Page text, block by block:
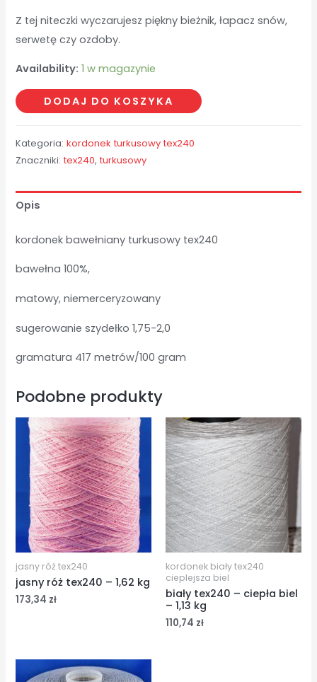
Z tej niteczki wyczarujesz piękny bieżnik, łapacz snów,
serwetę czy ozdoby.
Availability: 1 w magazynie
ilość
turkusowy
-
kg
DODAJ DO KOSZYKA
Kategoria:kordonek turkusowy tex240
Znaczniki:tex240,turkusowy
Opis
kordonek bawełniany turkusowy tex240
bawełna 100%,
matowy, niemerceryzowany
sugerowanie szydełko 1,75-2,0
gramatura 417 metrów/100 gram
Podobne produkty
jasny róż tex240
jasny róż tex240 – 1,62 kg
173,34 zł
kordonek biały tex240
cieplejsza biel
biały tex240 – ciepła biel
– 1,13 kg
110,74 zł